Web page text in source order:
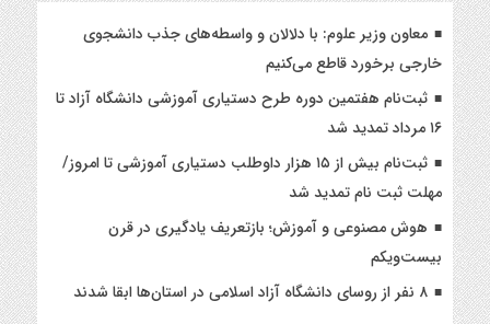
معاون وزیر علوم: با دلالان و واسطه‌های جذب دانشجوی
خارجی برخورد قاطع می‌کنیم
ثبت‌نام هفتمین دوره طرح دستیاری آموزشی دانشگاه آزاد تا
۱۶ مرداد تمدید شد
ثبت‌نام بیش از ۱۵ هزار داوطلب دستیاری آموزشی تا امروز/
مهلت ثبت نام تمدید شد
هوش مصنوعی و آموزش؛ بازتعریف یادگیری در قرن
بیست‌ویکم
۸ نفر از روسای دانشگاه آزاد اسلامی در استان‌ها ابقا شدند